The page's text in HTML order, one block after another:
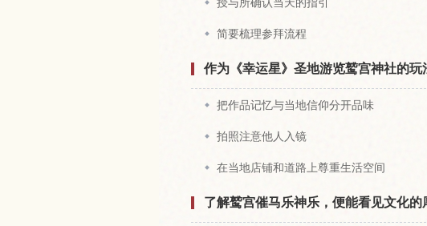
简要梳理参拜流程
作为《幸运星》圣地游览鹫宫神社的玩
把作品记忆与当地信仰分开品味
拍照注意他人入镜
在当地店铺和道路上尊重生活空间
了解鹫宫催马乐神乐，便能看见文化的